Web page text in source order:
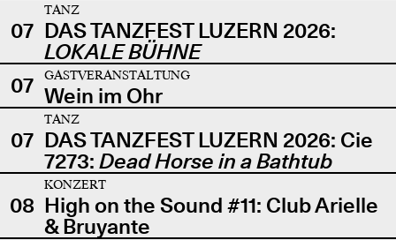
07
TANZ
DAS TANZFEST LUZERN 2026:
LOKALE BÜHNE
07
GASTVERANSTALTUNG
Wein im Ohr
07
TANZ
DAS TANZFEST LUZERN 2026: Cie
7273: Dead Horse in a Bathtub
08
KONZERT
High on the Sound #11: Club Arielle
& Bruyante